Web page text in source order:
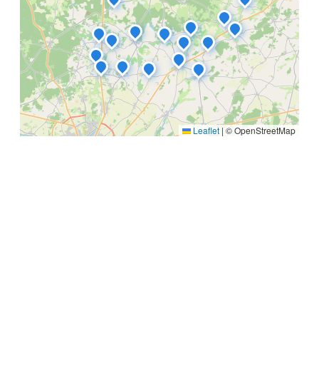
Leaflet | © OpenStreetMap